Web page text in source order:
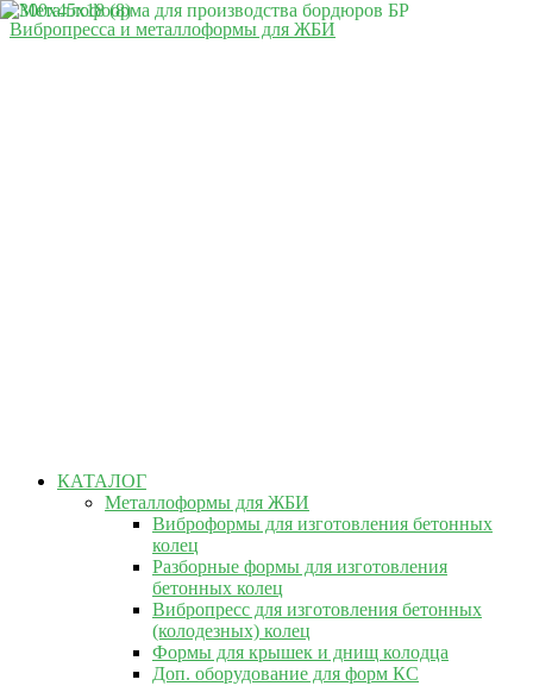
Вибропресса и металлоформы для ЖБИ
КАТАЛОГ
Металлоформы для ЖБИ
Виброформы для изготовления бетонных
колец
Разборные формы для изготовления
бетонных колец
Вибропресс для изготовления бетонных
(колодезных) колец
Формы для крышек и днищ колодца
Доп. оборудование для форм КС